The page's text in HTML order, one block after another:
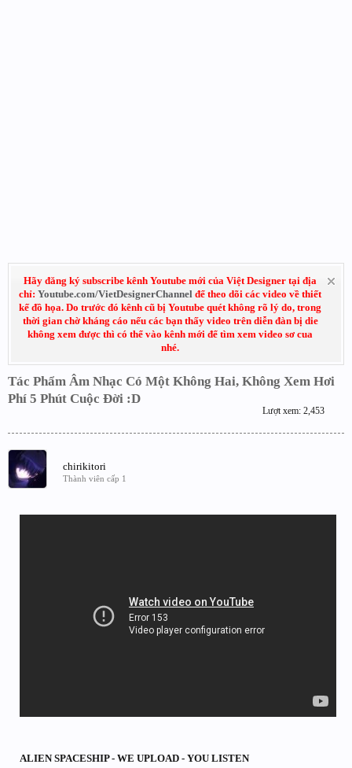
Hãy đăng ký subscribe kênh Youtube mới của Việt Designer tại địa
chỉ: Youtube.com/VietDesignerChannel để theo dõi các video về thiết
kế đồ họa. Do trước đó kênh cũ bị Youtube quét không rõ lý do, trong
thời gian chờ kháng cáo nếu các bạn thấy video trên diễn đàn bị die
không xem được thì có thể vào kênh mới để tìm xem video sơ cua
nhé.
Tác Phẩm Âm Nhạc Có Một Không Hai, Không Xem Hơi
Phí 5 Phút Cuộc Đời :D
Lượt xem: 2,453
chirikitori
Thành viên cấp 1
ALIEN SPACESHIP - WE UPLOAD - YOU LISTEN